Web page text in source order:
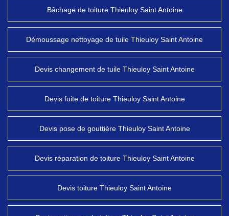
Bâchage de toiture Thieuloy Saint Antoine
Démoussage nettoyage de tuile Thieuloy Saint Antoine
Devis changement de tuile Thieuloy Saint Antoine
Devis fuite de toiture Thieuloy Saint Antoine
Devis pose de gouttière Thieuloy Saint Antoine
Devis réparation de toiture Thieuloy Saint Antoine
Devis toiture Thieuloy Saint Antoine